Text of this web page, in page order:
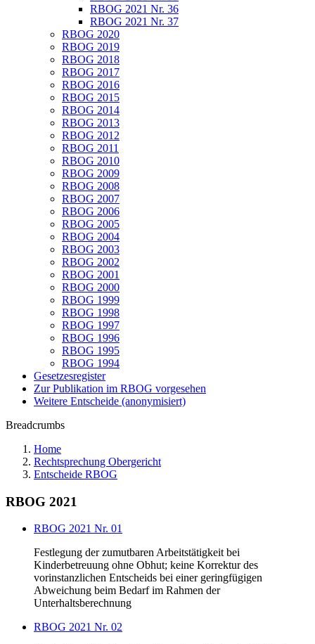
RBOG 2021 Nr. 36
RBOG 2021 Nr. 37
RBOG 2020
RBOG 2019
RBOG 2018
RBOG 2017
RBOG 2016
RBOG 2015
RBOG 2014
RBOG 2013
RBOG 2012
RBOG 2011
RBOG 2010
RBOG 2009
RBOG 2008
RBOG 2007
RBOG 2006
RBOG 2005
RBOG 2004
RBOG 2003
RBOG 2002
RBOG 2001
RBOG 2000
RBOG 1999
RBOG 1998
RBOG 1997
RBOG 1996
RBOG 1995
RBOG 1994
Gesetzesregister
Zur Publikation im RBOG vorgesehen
Weitere Entscheide (anonymisiert)
Breadcrumbs
Home
Rechtsprechung Obergericht
Entscheide RBOG
RBOG 2021
RBOG 2021 Nr. 01
Festlegung der zumutbaren Arbeitstätigkeit bei
Kinderbetreuung ohne Obhut; keine Korrektur des
vorinstanzlichen Entscheids bei einer geringfügigen
Abweichung beim Bedarf im Rahmen der
Unterhaltsberechnung
RBOG 2021 Nr. 02